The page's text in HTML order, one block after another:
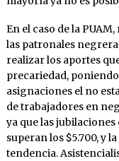
En el caso de la
las patronales
realizar los aportes
precariedad,
asignaciones el no
de trabajadores en
ya que las
superan los $5.700, y
tendencia.